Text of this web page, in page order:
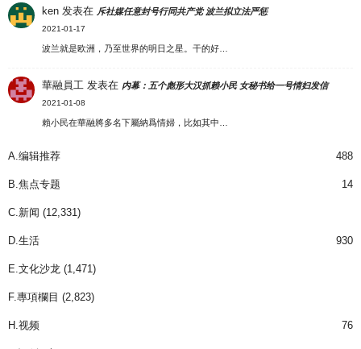
ken 发表在 斥社媒任意封号行同共产党 波兰拟立法严惩
2021-01-17
波兰就是欧洲，乃至世界的明日之星。干的好…
華融員工 发表在 内幕：五个彪形大汉抓赖小民 女秘书给一号情妇发信
2021-01-08
賴小民在華融將多名下屬納爲情婦，比如其中…
A.编辑推荐 488
B.焦点专题 14
C.新闻 (12,331)
D.生活 930
E.文化沙龙 (1,471)
F.專項欄目 (2,823)
H.视频 76